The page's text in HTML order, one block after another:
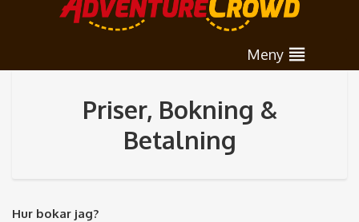
Meny
Priser, Bokning &
Betalning
Hur bokar jag?